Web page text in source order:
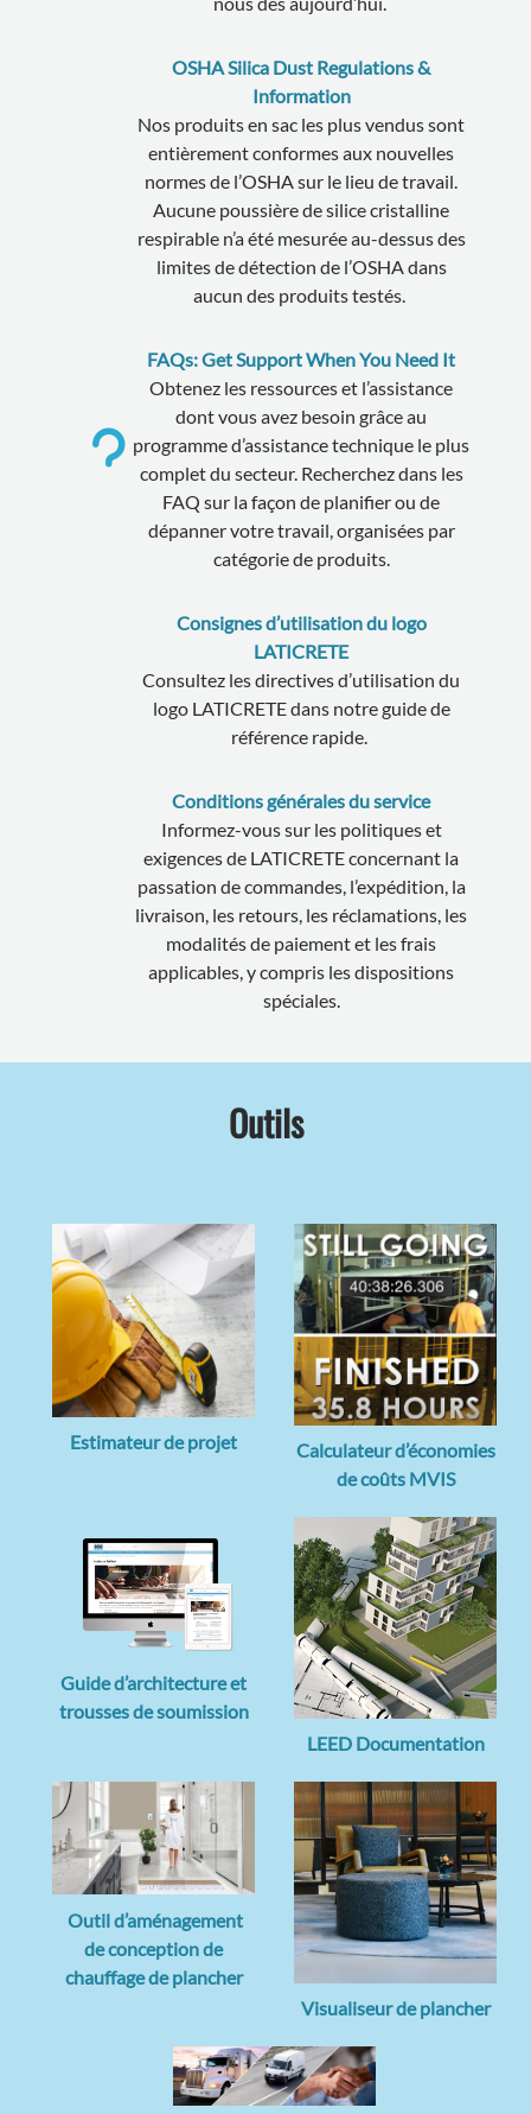
OSHA Silica Dust Regulations &
Information
Nos produits en sac les plus vendus sont
entièrement conformes aux nouvelles
normes de l’OSHA sur le lieu de travail.
Aucune poussière de silice cristalline
respirable n’a été mesurée au-dessus des
limites de détection de l’OSHA dans
aucun des produits testés.
FAQs: Get Support When You Need It
Obtenez les ressources et l’assistance
dont vous avez besoin grâce au
programme d’assistance technique le plus
complet du secteur. Recherchez dans les
FAQ sur la façon de planifier ou de
dépanner votre travail, organisées par
catégorie de produits.
Consignes d’utilisation du logo
LATICRETE
Consultez les directives d’utilisation du
logo LATICRETE dans notre guide de
référence rapide.
Conditions générales du service
Informez-vous sur les politiques et
exigences de LATICRETE concernant la
passation de commandes, l’expédition, la
livraison, les retours, les réclamations, les
modalités de paiement et les frais
applicables, y compris les dispositions
spéciales.
Outils
Estimateur de projet
Calculateur d’économies
de coûts MVIS
Guide d’architecture et
trousses de soumission
LEED Documentation
Outil d’aménagement
de conception de
chauffage de plancher
Visualiseur de plancher